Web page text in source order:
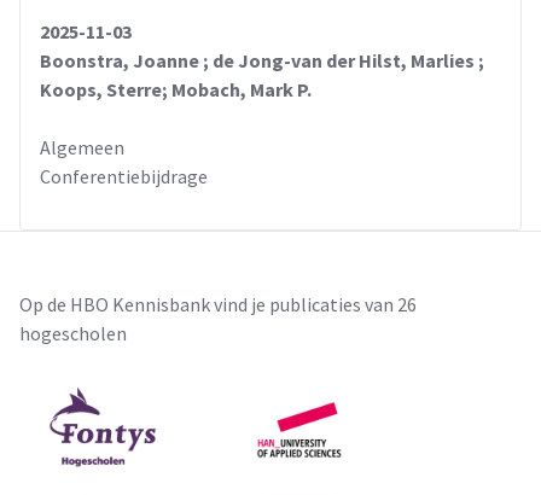
2025-11-03
Boonstra, Joanne ; de Jong-van der Hilst, Marlies ;
Koops, Sterre; Mobach, Mark P.
Algemeen
Conferentiebijdrage
Op de HBO Kennisbank vind je publicaties van 26
hogescholen